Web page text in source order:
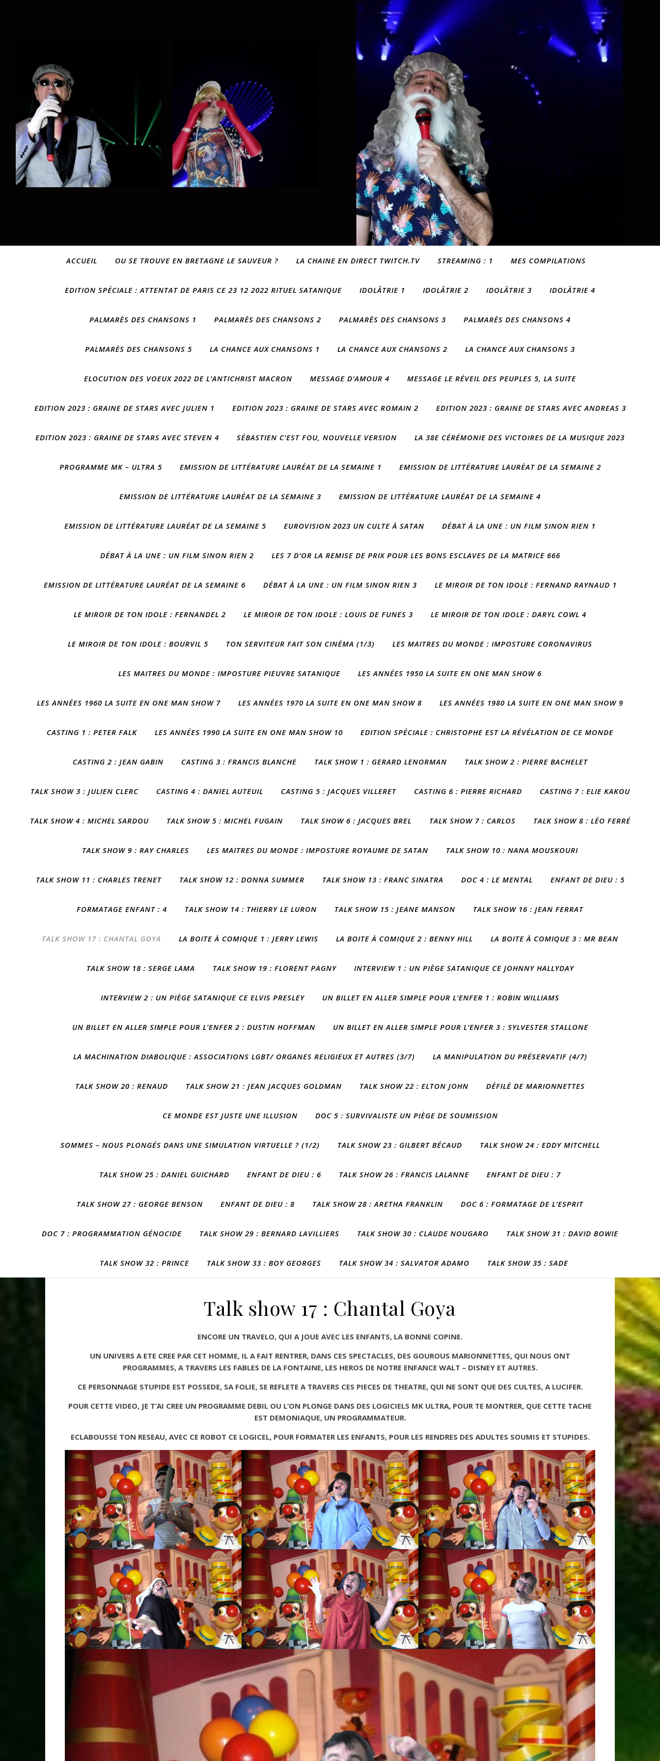
ACCUEIL OU SE TROUVE EN BRETAGNE LE SAUVEUR ? LA CHAINE EN DIRECT TWITCH.TV STREAMING : 1 MES COMPILATIONS
EDITION SPÉCIALE : ATTENTAT DE PARIS CE 23 12 2022 RITUEL SATANIQUE IDOLÂTRIE 1 IDOLÂTRIE 2 IDOLÂTRIE 3 IDOLÂTRIE 4
PALMARÈS DES CHANSONS 1 PALMARÈS DES CHANSONS 2 PALMARÈS DES CHANSONS 3 PALMARÈS DES CHANSONS 4
PALMARÈS DES CHANSONS 5 LA CHANCE AUX CHANSONS 1 LA CHANCE AUX CHANSONS 2 LA CHANCE AUX CHANSONS 3
ELOCUTION DES VOEUX 2022 DE L’ANTICHRIST MACRON MESSAGE D’AMOUR 4 MESSAGE LE RÉVEIL DES PEUPLES 5, LA SUITE
EDITION 2023 : GRAINE DE STARS AVEC JULIEN 1 EDITION 2023 : GRAINE DE STARS AVEC ROMAIN 2 EDITION 2023 : GRAINE DE STARS AVEC ANDREAS 3
EDITION 2023 : GRAINE DE STARS AVEC STEVEN 4 SÉBASTIEN C’EST FOU, NOUVELLE VERSION LA 38E CÉRÉMONIE DES VICTOIRES DE LA MUSIQUE 2023
PROGRAMME MK – ULTRA 5 EMISSION DE LITTÉRATURE LAURÉAT DE LA SEMAINE 1 EMISSION DE LITTÉRATURE LAURÉAT DE LA SEMAINE 2
EMISSION DE LITTÉRATURE LAURÉAT DE LA SEMAINE 3 EMISSION DE LITTÉRATURE LAURÉAT DE LA SEMAINE 4
EMISSION DE LITTÉRATURE LAURÉAT DE LA SEMAINE 5 EUROVISION 2023 UN CULTE À SATAN DÉBAT À LA UNE : UN FILM SINON RIEN 1
DÉBAT À LA UNE : UN FILM SINON RIEN 2 LES 7 D’OR LA REMISE DE PRIX POUR LES BONS ESCLAVES DE LA MATRICE 666
EMISSION DE LITTÉRATURE LAURÉAT DE LA SEMAINE 6 DÉBAT À LA UNE : UN FILM SINON RIEN 3 LE MIROIR DE TON IDOLE : FERNAND RAYNAUD 1
LE MIROIR DE TON IDOLE : FERNANDEL 2 LE MIROIR DE TON IDOLE : LOUIS DE FUNES 3 LE MIROIR DE TON IDOLE : DARYL COWL 4
LE MIROIR DE TON IDOLE : BOURVIL 5 TON SERVITEUR FAIT SON CINÉMA (1/3) LES MAITRES DU MONDE : IMPOSTURE CORONAVIRUS
LES MAITRES DU MONDE : IMPOSTURE PIEUVRE SATANIQUE LES ANNÉES 1950 LA SUITE EN ONE MAN SHOW 6
LES ANNÉES 1960 LA SUITE EN ONE MAN SHOW 7 LES ANNÉES 1970 LA SUITE EN ONE MAN SHOW 8 LES ANNÉES 1980 LA SUITE EN ONE MAN SHOW 9
CASTING 1 : PETER FALK LES ANNÉES 1990 LA SUITE EN ONE MAN SHOW 10 EDITION SPÉCIALE : CHRISTOPHE EST LA RÉVÉLATION DE CE MONDE
CASTING 2 : JEAN GABIN CASTING 3 : FRANCIS BLANCHE TALK SHOW 1 : GERARD LENORMAN TALK SHOW 2 : PIERRE BACHELET
TALK SHOW 3 : JULIEN CLERC CASTING 4 : DANIEL AUTEUIL CASTING 5 : JACQUES VILLERET CASTING 6 : PIERRE RICHARD CASTING 7 : ELIE KAKOU
TALK SHOW 4 : MICHEL SARDOU TALK SHOW 5 : MICHEL FUGAIN TALK SHOW 6 : JACQUES BREL TALK SHOW 7 : CARLOS TALK SHOW 8 : LÉO FERRÉ
TALK SHOW 9 : RAY CHARLES LES MAITRES DU MONDE : IMPOSTURE ROYAUME DE SATAN TALK SHOW 10 : NANA MOUSKOURI
TALK SHOW 11 : CHARLES TRENET TALK SHOW 12 : DONNA SUMMER TALK SHOW 13 : FRANC SINATRA DOC 4 : LE MENTAL ENFANT DE DIEU : 5
FORMATAGE ENFANT : 4 TALK SHOW 14 : THIERRY LE LURON TALK SHOW 15 : JEANE MANSON TALK SHOW 16 : JEAN FERRAT
TALK SHOW 17 : CHANTAL GOYA LA BOITE À COMIQUE 1 : JERRY LEWIS LA BOITE À COMIQUE 2 : BENNY HILL LA BOITE À COMIQUE 3 : MR BEAN
TALK SHOW 18 : SERGE LAMA TALK SHOW 19 : FLORENT PAGNY INTERVIEW 1 : UN PIÈGE SATANIQUE CE JOHNNY HALLYDAY
INTERVIEW 2 : UN PIÈGE SATANIQUE CE ELVIS PRESLEY UN BILLET EN ALLER SIMPLE POUR L’ENFER 1 : ROBIN WILLIAMS
UN BILLET EN ALLER SIMPLE POUR L’ENFER 2 : DUSTIN HOFFMAN UN BILLET EN ALLER SIMPLE POUR L’ENFER 3 : SYLVESTER STALLONE
LA MACHINATION DIABOLIQUE : ASSOCIATIONS LGBT/ ORGANES RELIGIEUX ET AUTRES (3/7) LA MANIPULATION DU PRÉSERVATIF (4/7)
TALK SHOW 20 : RENAUD TALK SHOW 21 : JEAN JACQUES GOLDMAN TALK SHOW 22 : ELTON JOHN DÉFILÉ DE MARIONNETTES
CE MONDE EST JUSTE UNE ILLUSION DOC 5 : SURVIVALISTE UN PIÈGE DE SOUMISSION
SOMMES – NOUS PLONGÉS DANS UNE SIMULATION VIRTUELLE ? (1/2) TALK SHOW 23 : GILBERT BÉCAUD TALK SHOW 24 : EDDY MITCHELL
TALK SHOW 25 : DANIEL GUICHARD ENFANT DE DIEU : 6 TALK SHOW 26 : FRANCIS LALANNE ENFANT DE DIEU : 7
TALK SHOW 27 : GEORGE BENSON ENFANT DE DIEU : 8 TALK SHOW 28 : ARETHA FRANKLIN DOC 6 : FORMATAGE DE L’ESPRIT
DOC 7 : PROGRAMMATION GÉNOCIDE TALK SHOW 29 : BERNARD LAVILLIERS TALK SHOW 30 : CLAUDE NOUGARO TALK SHOW 31 : DAVID BOWIE
TALK SHOW 32 : PRINCE TALK SHOW 33 : BOY GEORGES TALK SHOW 34 : SALVATOR ADAMO TALK SHOW 35 : SADE
Talk show 17 : Chantal Goya
ENCORE UN TRAVELO, QUI A JOUE AVEC LES ENFANTS, LA BONNE COPINE.
UN UNIVERS A ETE CREE PAR CET HOMME, IL A FAIT RENTRER, DANS CES SPECTACLES, DES GOUROUS MARIONNETTES, QUI NOUS ONT
PROGRAMMES, A TRAVERS LES FABLES DE LA FONTAINE, LES HEROS DE NOTRE ENFANCE WALT – DISNEY ET AUTRES.
CE PERSONNAGE STUPIDE EST POSSEDE, SA FOLIE, SE REFLETE A TRAVERS CES PIECES DE THEATRE, QUI NE SONT QUE DES CULTES, A LUCIFER.
POUR CETTE VIDEO, JE T’AI CREE UN PROGRAMME DEBIL OU L’ON PLONGE DANS DES LOGICIELS MK ULTRA, POUR TE MONTRER, QUE CETTE TACHE
EST DEMONIAQUE, UN PROGRAMMATEUR.
ECLABOUSSE TON RESEAU, AVEC CE ROBOT CE LOGICEL, POUR FORMATER LES ENFANTS, POUR LES RENDRES DES ADULTES SOUMIS ET STUPIDES.